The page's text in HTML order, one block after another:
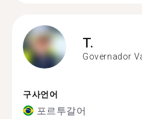
T.
Governador
구사언어
포르투갈어